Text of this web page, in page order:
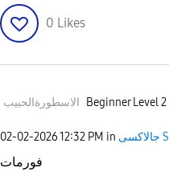
0 Likes
الاسطورةالحبيب Beginner Level 2
‎02-02-202612:32 PM in جالاكسى S
فورمات